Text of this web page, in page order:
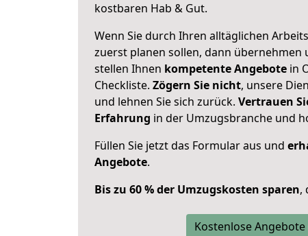
kostbaren Hab & Gut.
Wenn Sie durch Ihren alltäglichen
zuerst planen sollen, dann übernehmen
stellen Ihnen kompetente Angebote in
Checkliste. Zögern Sie nicht, unsere
und lehnen Sie sich zurück. Vertrauen
Erfahrung in der Umzugsbranche und
Füllen Sie jetzt das Formular aus und
Angebote.
Bis zu 60 % der Umzugskosten sparen,
Kostenlose